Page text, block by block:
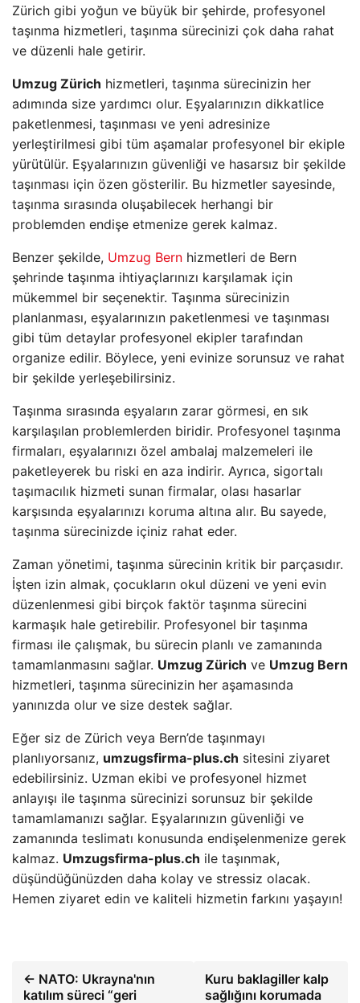
Zürich gibi yoğun ve büyük bir şehirde, profesyonel
taşınma hizmetleri, taşınma sürecinizi çok daha rahat
ve düzenli hale getirir.
Umzug Zürich hizmetleri, taşınma sürecinizin her
adımında size yardımcı olur. Eşyalarınızın dikkatlice
paketlenmesi, taşınması ve yeni adresinize
yerleştirilmesi gibi tüm aşamalar profesyonel bir ekiple
yürütülür. Eşyalarınızın güvenliği ve hasarsız bir şekilde
taşınması için özen gösterilir. Bu hizmetler sayesinde,
taşınma sırasında oluşabilecek herhangi bir
problemden endişe etmenize gerek kalmaz.
Benzer şekilde, Umzug Bern hizmetleri de Bern
şehrinde taşınma ihtiyaçlarınızı karşılamak için
mükemmel bir seçenektir. Taşınma sürecinizin
planlanması, eşyalarınızın paketlenmesi ve taşınması
gibi tüm detaylar profesyonel ekipler tarafından
organize edilir. Böylece, yeni evinize sorunsuz ve rahat
bir şekilde yerleşebilirsiniz.
Taşınma sırasında eşyaların zarar görmesi, en sık
karşılaşılan problemlerden biridir. Profesyonel taşınma
firmaları, eşyalarınızı özel ambalaj malzemeleri ile
paketleyerek bu riski en aza indirir. Ayrıca, sigortalı
taşımacılık hizmeti sunan firmalar, olası hasarlar
karşısında eşyalarınızı koruma altına alır. Bu sayede,
taşınma sürecinizde içiniz rahat eder.
Zaman yönetimi, taşınma sürecinin kritik bir parçasıdır.
İşten izin almak, çocukların okul düzeni ve yeni evin
düzenlenmesi gibi birçok faktör taşınma sürecini
karmaşık hale getirebilir. Profesyonel bir taşınma
firması ile çalışmak, bu sürecin planlı ve zamanında
tamamlanmasını sağlar. Umzug Zürich ve Umzug Bern
hizmetleri, taşınma sürecinizin her aşamasında
yanınızda olur ve size destek sağlar.
Eğer siz de Zürich veya Bern’de taşınmayı
planlıyorsanız, umzugsfirma-plus.ch sitesini ziyaret
edebilirsiniz. Uzman ekibi ve profesyonel hizmet
anlayışı ile taşınma sürecinizi sorunsuz bir şekilde
tamamlamanızı sağlar. Eşyalarınızın güvenliği ve
zamanında teslimatı konusunda endişelenmenize gerek
kalmaz. Umzugsfirma-plus.ch ile taşınmak,
düşündüğünüzden daha kolay ve stressiz olacak.
Hemen ziyaret edin ve kaliteli hizmetin farkını yaşayın!
← NATO: Ukrayna'nın
katılım süreci “geri
Kuru baklagiller kalp
sağlığını korumada